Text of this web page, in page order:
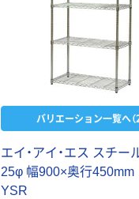
バリエーション一覧へ（
エイ・アイ・エス スチー
25φ 幅900×奥行450mm
YSR